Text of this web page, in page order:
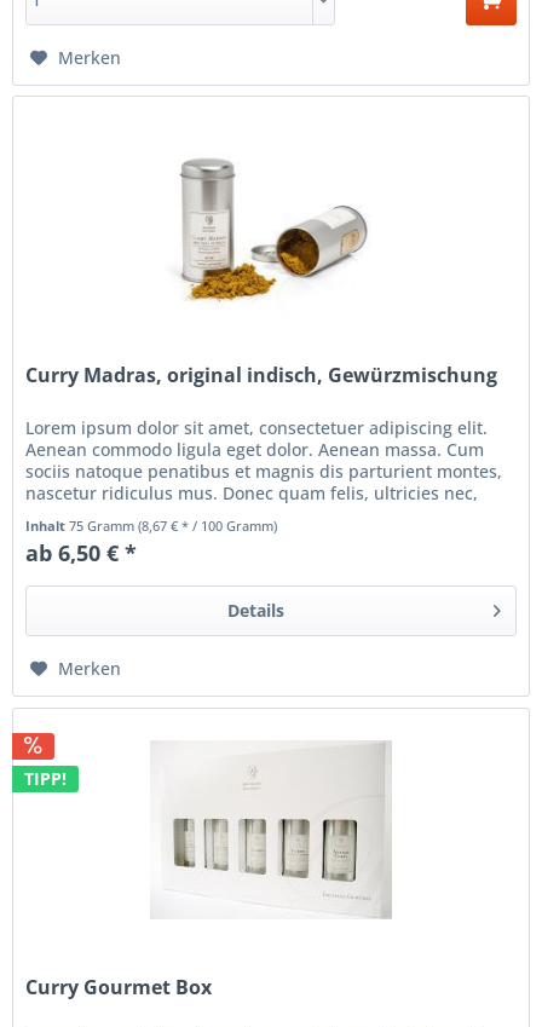
Merken
Curry Madras, original indisch, Gewürzmischung
Lorem ipsum dolor sit amet, consectetuer adipiscing elit.
Aenean commodo ligula eget dolor. Aenean massa. Cum
sociis natoque penatibus et magnis dis parturient montes,
nascetur ridiculus mus. Donec quam felis, ultricies nec,
Inhalt75 Gramm(8,67 € * / 100 Gramm)
ab 6,50 € *
Details
Merken
TIPP!
Curry Gourmet Box